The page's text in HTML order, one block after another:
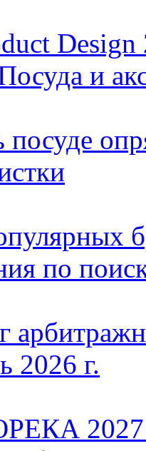
Design
и
посуде
по
2026 г.
2027: